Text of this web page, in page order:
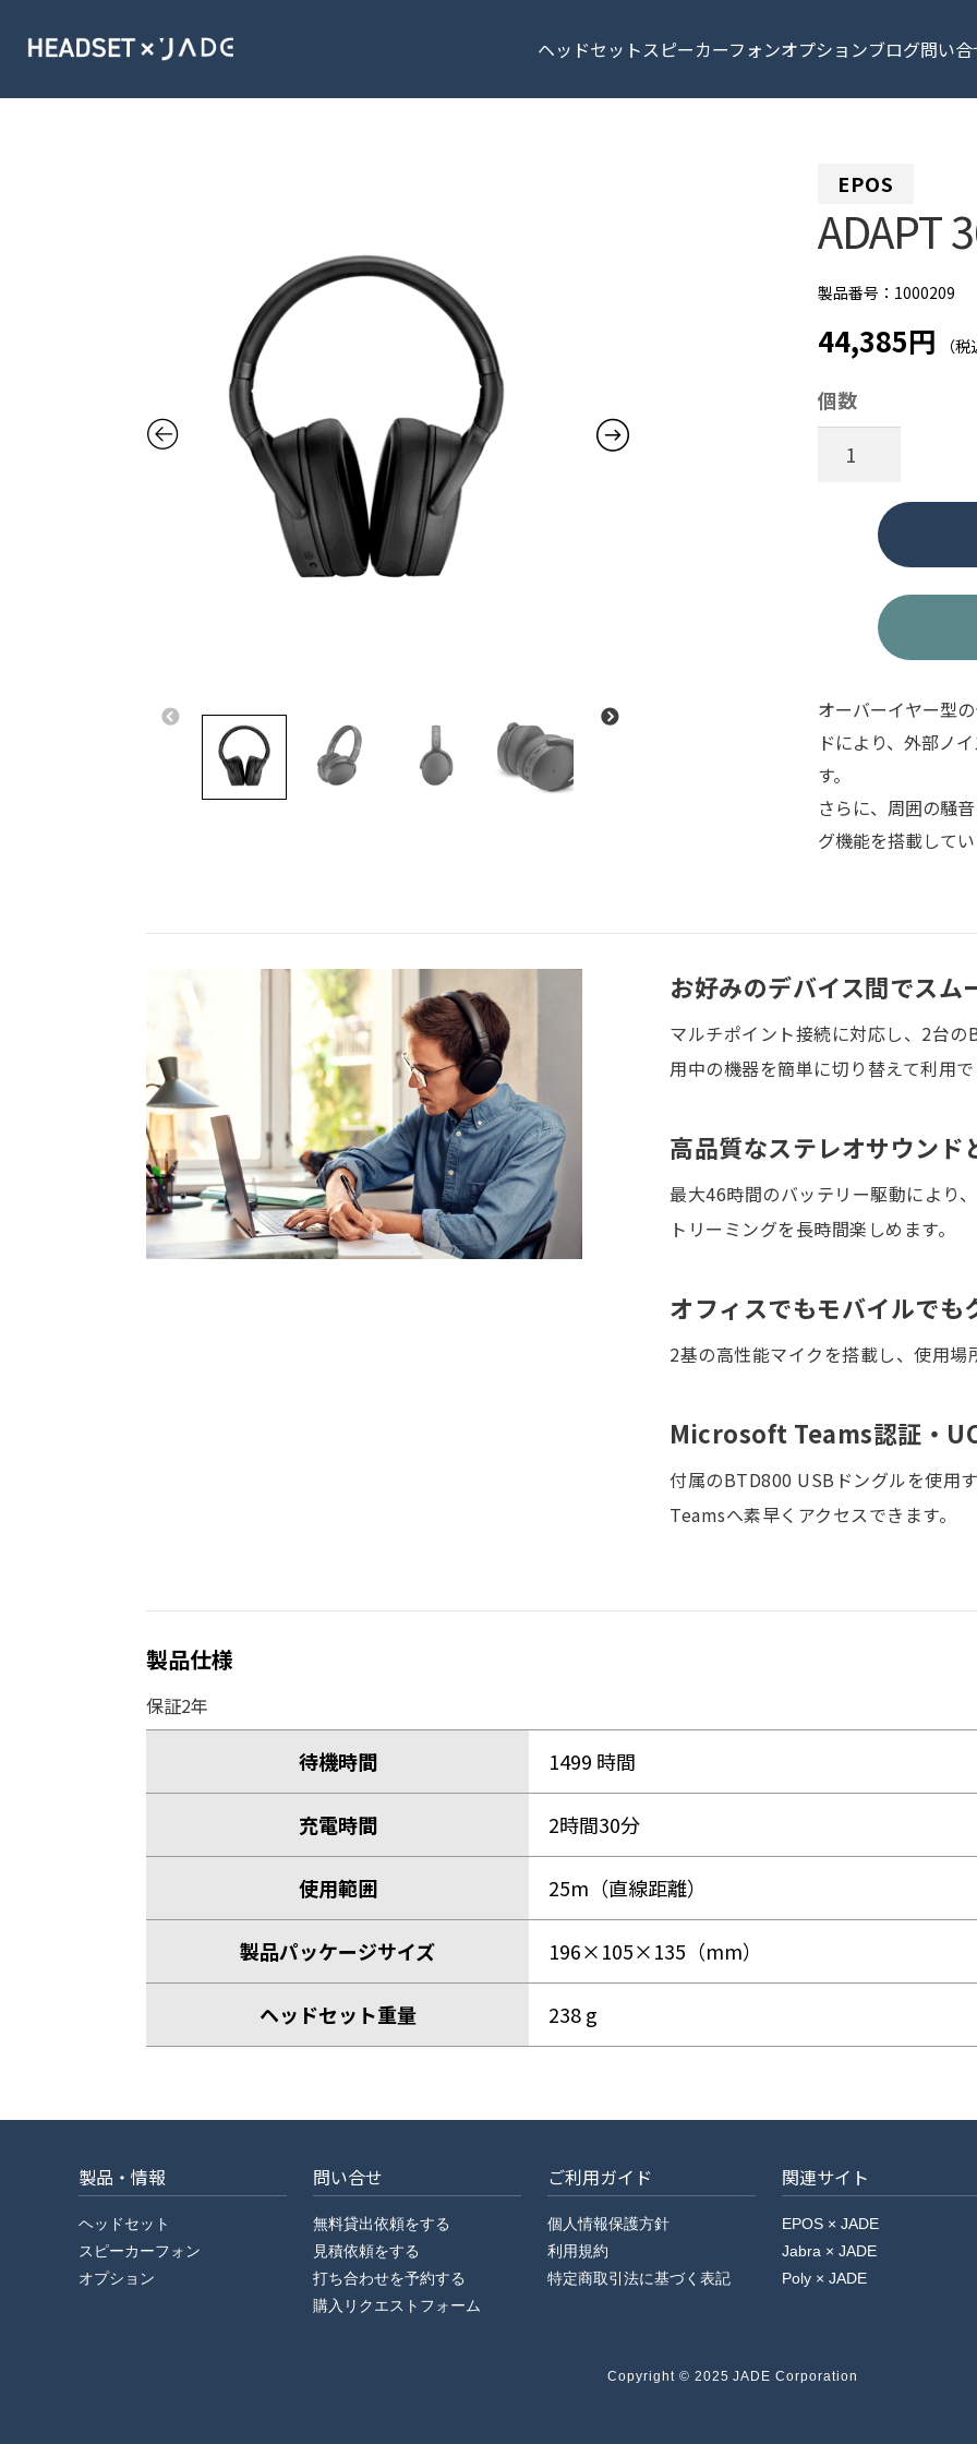
ヘッドセットスピーカーフォンオプションブログ問い合
EPOS
ADAPT
製品番号：1000209
44,385円 （税
個数
360
オーバーイヤー型
ドにより、外部ノ
す。
さらに、周囲の騒
グ機能を搭載してい
お好みのデバイス間でスム
マルチポイント接続に対応し、2台
用中の機器を簡単に切り替えて利用で
高品質なステレオサウンド
最大46時間のバッテリー駆動により
トリーミングを長時間楽しめます。
オフィスでもモバイルでも
2基の高性能マイクを搭載し、使用場
Microsoft Teams認証・
付属のBTD800 USB ドングルを使用
Teamsへ素早くアクセスできます。
製品仕様
保証2年
待機時間 1499 時間
充電時間 2時間30分
使用範囲 25m（直線距離）
製品パッケージサイズ 196×105×135（mm）
ヘッドセット重量 238 g
製品・情報
ヘッドセット
スピーカーフォン
オプション
問い合せ
無料貸出依頼をする
見積依頼をする
打ち合わせを予約する
購入リクエストフォーム
ご利用ガイド
個人情報保護方針
利用規約
特定商取引法に基づく表記
関連サイト
EPOS × JADE
Jabra × JADE
Poly × JADE
Copyright © 2025 JADE Corporation